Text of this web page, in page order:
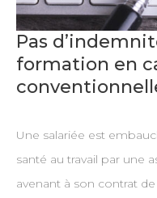
Pas
formation en
Une salariée est
santé au travail par une
avenant à son contrat